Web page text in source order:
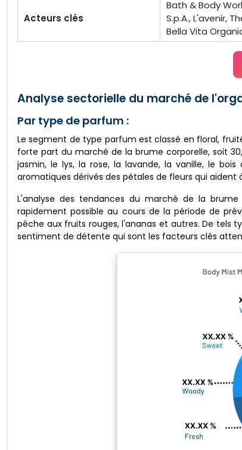
Acteurs clés
Bath & Body
S.p.A., L'avenir,
Bella Vita
Analyse sectorielle du marché de
Par type de parfum :
Le segment de type parfum est classé en floral,
forte part du marché de la brume corporelle, soit
jasmin, le lys, la rose, la lavande, la vanille, le
aromatiques dérivés des pétales de fleurs qui aident
L'analyse des tendances du marché de la
rapidement possible au cours de la période de
pêche aux fruits rouges, l'ananas et autres. De tels
sentiment de détente qui sont les facteurs clés